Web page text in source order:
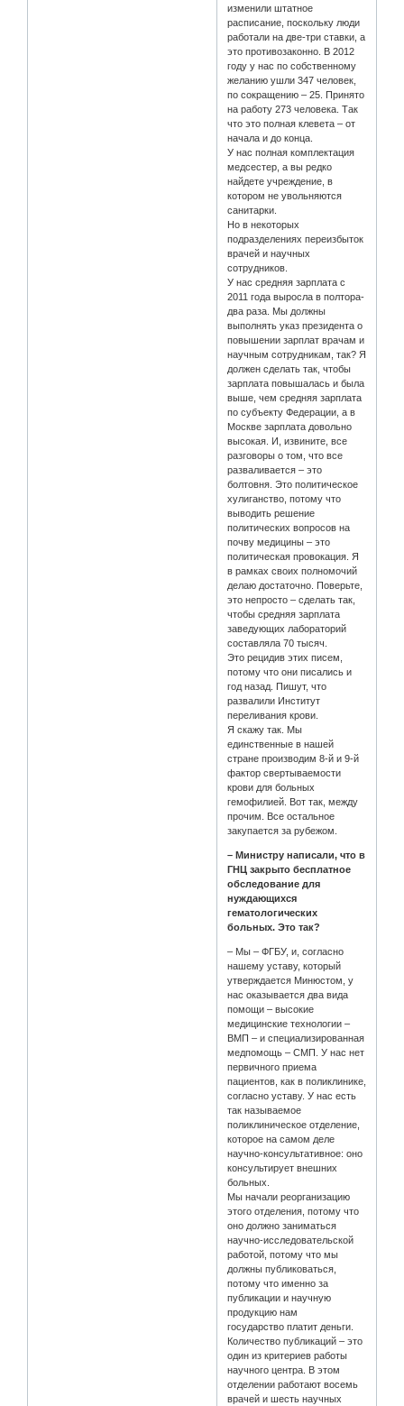
изменили штатное
расписание, поскольку люди
работали на две-три ставки, а
это противозаконно. В 2012
году у нас по собственному
желанию ушли 347 человек,
по сокращению – 25. Принято
на работу 273 человека. Так
что это полная клевета – от
начала и до конца.
У нас полная комплектация
медсестер, а вы редко
найдете учреждение, в
котором не увольняются
санитарки.
Но в некоторых
подразделениях переизбыток
врачей и научных
сотрудников.
У нас средняя зарплата с
2011 года выросла в полтора-
два раза. Мы должны
выполнять указ президента о
повышении зарплат врачам и
научным сотрудникам, так? Я
должен сделать так, чтобы
зарплата повышалась и была
выше, чем средняя зарплата
по субъекту Федерации, а в
Москве зарплата довольно
высокая. И, извините, все
разговоры о том, что все
разваливается – это
болтовня. Это политическое
хулиганство, потому что
выводить решение
политических вопросов на
почву медицины – это
политическая провокация. Я
в рамках своих полномочий
делаю достаточно. Поверьте,
это непросто – сделать так,
чтобы средняя зарплата
заведующих лабораторий
составляла 70 тысяч.
Это рецидив этих писем,
потому что они писались и
год назад. Пишут, что
развалили Институт
переливания крови.
Я скажу так. Мы
единственные в нашей
стране производим 8-й и 9-й
фактор свертываемости
крови для больных
гемофилией. Вот так, между
прочим. Все остальное
закупается за рубежом.
– Министру написали, что в
ГНЦ закрыто бесплатное
обследование для
нуждающихся
гематологических
больных. Это так?
– Мы – ФГБУ, и, согласно
нашему уставу, который
утверждается Минюстом, у
нас оказывается два вида
помощи – высокие
медицинские технологии –
ВМП – и специализированная
медпомощь – СМП. У нас нет
первичного приема
пациентов, как в поликлинике,
согласно уставу. У нас есть
так называемое
поликлиническое отделение,
которое на самом деле
научно-консультативное: оно
консультирует внешних
больных.
Мы начали реорганизацию
этого отделения, потому что
оно должно заниматься
научно-исследовательской
работой, потому что мы
должны публиковаться,
потому что именно за
публикации и научную
продукцию нам
государство платит деньги.
Количество публикаций – это
один из критериев работы
научного центра. В этом
отделении работают восемь
врачей и шесть научных